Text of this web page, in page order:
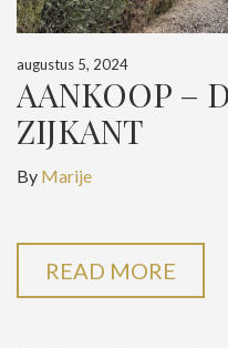
augustus 5, 2024
AANKOOP –
ZIJKANT
By Marije
READ MORE